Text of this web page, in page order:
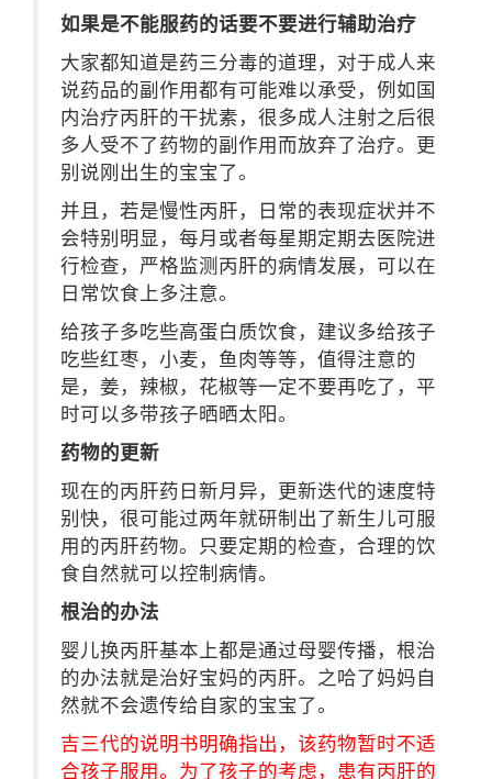
如果是不能服药的话要不要进行辅助治疗
大家都知道是药三分毒的道理，对于成人来
说药品的副作用都有可能难以承受，例如国
内治疗丙肝的干扰素，很多成人注射之后很
多人受不了药物的副作用而放弃了治疗。更
别说刚出生的宝宝了。
并且，若是慢性丙肝，日常的表现症状并不
会特别明显，每月或者每星期定期去医院进
行检查，严格监测丙肝的病情发展，可以在
日常饮食上多注意。
给孩子多吃些高蛋白质饮食，建议多给孩子
吃些红枣，小麦，鱼肉等等，值得注意的
是，姜，辣椒，花椒等一定不要再吃了，平
时可以多带孩子晒晒太阳。
药物的更新
现在的丙肝药日新月异，更新迭代的速度特
别快，很可能过两年就研制出了新生儿可服
用的丙肝药物。只要定期的检查，合理的饮
食自然就可以控制病情。
根治的办法
婴儿换丙肝基本上都是通过母婴传播，根治
的办法就是治好宝妈的丙肝。之哈了妈妈自
然就不会遗传给自家的宝宝了。
吉三代的说明书明确指出，该药物暂时不适
合孩子服用。为了孩子的考虑，患有丙肝的